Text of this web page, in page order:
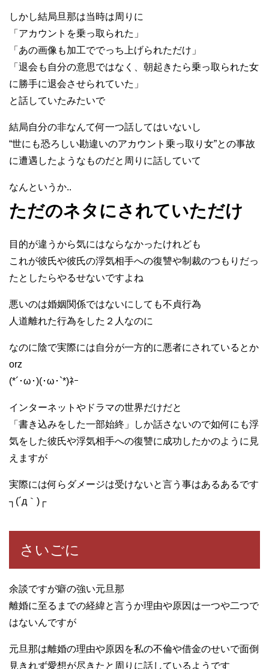
しかし結局旦那は当時は周りに
「アカウントを乗っ取られた」
「あの画像も加工ででっち上げられただけ」
「退会も自分の意思ではなく、朝起きたら乗っ取られた女
に勝手に退会させられていた」
と話していたみたいで
結局自分の非なんて何一つ話してはいないし
“世にも恐ろしい勘違いのアカウント乗っ取り女”との事故
に遭遇したようなものだと周りに話していて
なんというか..
ただのネタにされていただけ
目的が違うから気にはならなかったけれども
これが彼氏や彼氏の浮気相手への復讐や制裁のつもりだっ
たとしたらやるせないですよね
悪いのは婚姻関係ではないにしても不貞行為
人道離れた行為をした２人なのに
なのに陰で実際には自分が一方的に悪者にされているとか
orz
(*´･ω･)(･ω･`*)ﾈｰ
インターネットやドラマの世界だけだと
「書き込みをした一部始終」しか話さないので如何にも浮
気をした彼氏や浮気相手への復讐に成功したかのように見
えますが
実際には何らダメージは受けないと言う事はあるあるです
┐(´д｀)┌
さいごに
余談ですが癖の強い元旦那
離婚に至るまでの経緯と言うか理由や原因は一つや二つで
はないんですが
元旦那は離婚の理由や原因を私の不倫や借金のせいで面倒
見きれず愛想が尽きたと周りに話しているようです